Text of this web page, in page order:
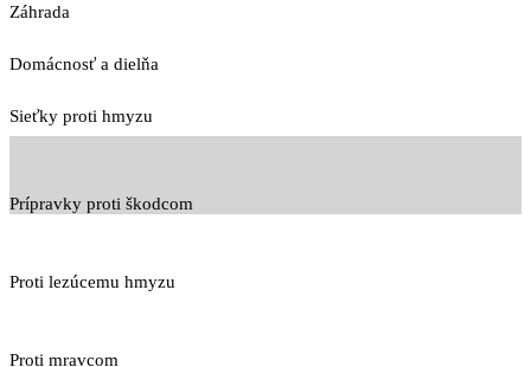
Záhrada
Domácnosť a dielňa
Sieťky proti hmyzu
Prípravky proti škodcom
Proti lezúcemu hmyzu
Proti mravcom